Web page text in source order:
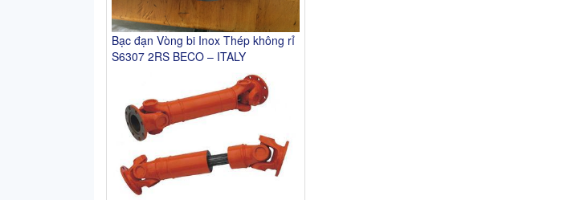
Bạc đạn Vòng bi Inox Thép không rỉ
S6307 2RS BECO – ITALY